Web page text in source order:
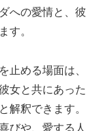
への愛情と、彼
す。
止める場面は、
女と共にあった
解釈できます。
びや、愛する人